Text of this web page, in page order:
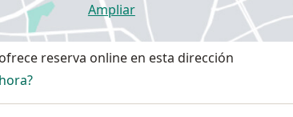
Ampliarse abre en una nueva pestaña
reserva online en esta dirección